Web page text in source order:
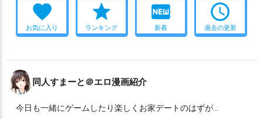
favorite
お気に入り
star
ランキング
fiber_new
新着
access_time
過去の更新
同人すまーと＠エロ漫画紹介
今日も一緒にゲームしたり楽しくお家デートのはずが…